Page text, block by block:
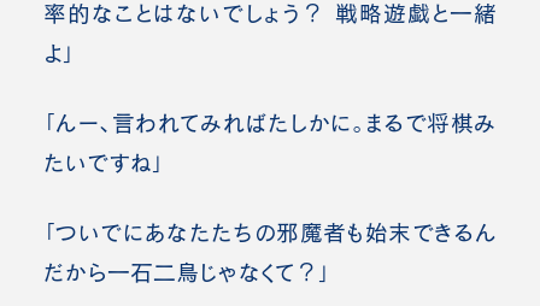
率的なことはないでしょう？ 戦略遊戯と一緒
よ」
「んー、言われてみればたしかに。まるで将棋み
たいですね」
「ついでにあなたたちの邪魔者も始末できるん
だから一石二鳥じゃなくて？」